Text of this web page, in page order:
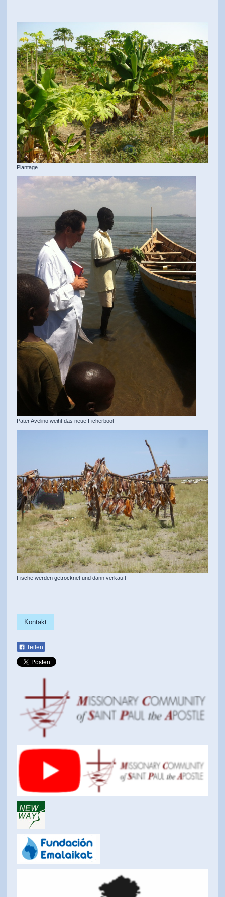
Plantage
Pater Avelino weiht das neue Ficherboot
Fische werden getrocknet und dann verkauft
Kontakt
Teilen